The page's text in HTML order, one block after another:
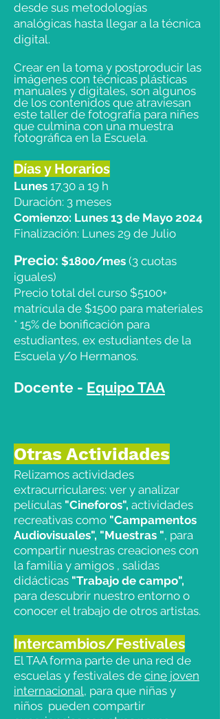
desde sus metodologías
analógicas hasta llegar a la técnica
digital.
Crear en la toma y postproducir las
imágenes con técnicas plásticas
manuales y digitales, son algunos
de los contenidos que atraviesan
este taller de fotografía para niñes
que culmina con una muestra
fotográfica en la Escuela.
Días y Horarios
Lunes 17.30 a 19 h
Duración: 3 meses
Comienzo: Lunes 13 de Mayo 2024
Finalización: Lunes 29 de Julio
Precio: $1800/mes (3 cuotas
iguales)
Precio total del curso $5100+
matrícula de $1500 para materiales
* 15% de bonificación para
estudiantes, ex estudiantes de la
Escuela y/o Hermanos.
Docente - Equipo TAA
Otras Actividades
Relizamos actividades
extracurriculares: ver y analizar
películas "Cineforos", actividades
recreativas como "Campamentos
Audiovisuales", "Muestras ", para
compartir nuestras creaciones con
la familia y amigos , salidas
didácticas "Trabajo de campo",
para descubrir nuestro entorno o
conocer el trabajo de otros artistas.
Intercambios/Festivales
El TAA forma parte de una red de
escuelas y festivales de cine joven
internacional, para que niñas y
niños pueden compartir